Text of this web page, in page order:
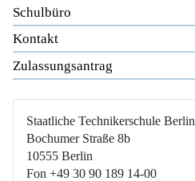
Schulbüro
Kontakt
Zulassungsantrag
Staatliche Technikerschule Berlin
Bochumer Straße 8b
10555 Berlin
Fon +49 30 90 189 14-00